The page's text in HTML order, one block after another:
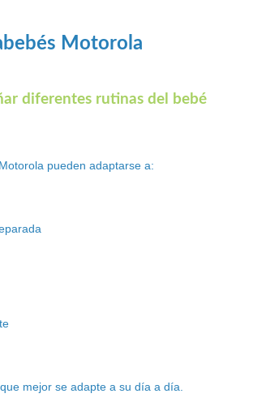
Motorola
diferentes rutinas del bebé
pueden adaptarse a:
mejor se adapte a su día a día.